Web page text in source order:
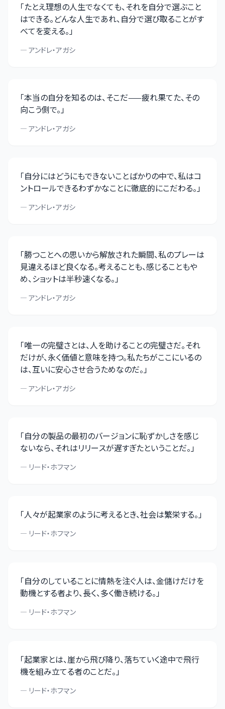
「たとえ理想の人生でなくても、それを自分で選ぶこと
はできる。どんな人生であれ、自分で選び取ることがす
べてを変える。」
— アンドレ・アガシ
「本当の自分を知るのは、そこだ——疲れ果てた、その
向こう側で。」
— アンドレ・アガシ
「自分にはどうにもできないことばかりの中で、私はコ
ントロールできるわずかなことに徹底的にこだわる。」
— アンドレ・アガシ
「勝つことへの思いから解放された瞬間、私のプレーは
見違えるほど良くなる。考えることも、感じることもや
め、ショットは半秒速くなる。」
— アンドレ・アガシ
「唯一の完璧さとは、人を助けることの完璧さだ。それ
だけが、永く価値と意味を持つ。私たちがここにいるの
は、互いに安心させ合うためなのだ。」
— アンドレ・アガシ
「自分の製品の最初のバージョンに恥ずかしさを感じ
ないなら、それはリリースが遅すぎたということだ。」
— リード・ホフマン
「人々が起業家のように考えるとき、社会は繁栄する。」
— リード・ホフマン
「自分のしていることに情熱を注ぐ人は、金儲けだけを
動機とする者より、長く、多く働き続ける。」
— リード・ホフマン
「起業家とは、崖から飛び降り、落ちていく途中で飛行
機を組み立てる者のことだ。」
— リード・ホフマン